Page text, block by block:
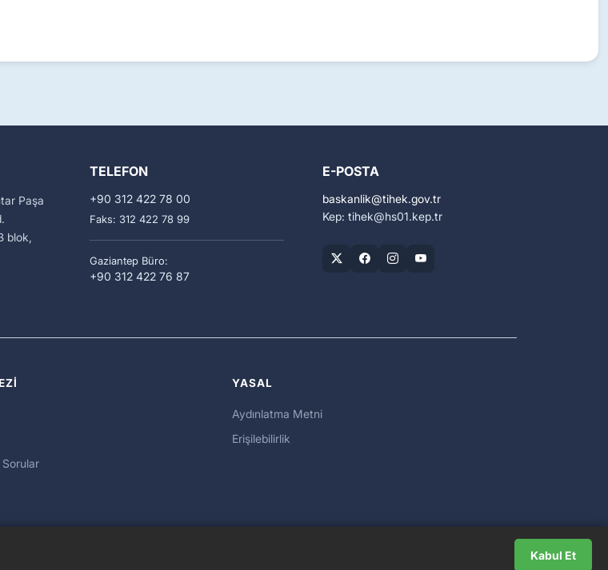
Paşa
blok,
TELEFON
+90 312 422 78 00
Faks: 312 422 78 99
Gaziantep Büro:
+90 312 422 76 87
E-POSTA
baskanlik tihek.gov.tr
Kep: tihek hs01.kep.tr
Sorular
YASAL
Aydınlatma Metni
Erişilebilirlik
Kabul Et